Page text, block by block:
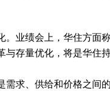
业绩会上，华住方面
存量优化，将是华住
求、供给和价格之间